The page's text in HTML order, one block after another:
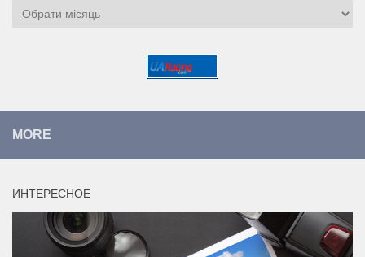
Архіви
MORE
ИНТЕРЕСНОЕ